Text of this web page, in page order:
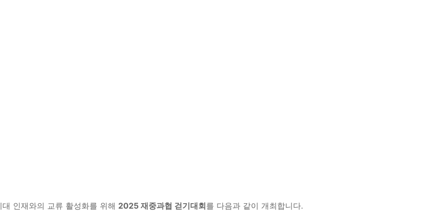
인재와의 교류 활성화를 위해 2025 재중과협 걷기대회를 다음과 같이 개최합니다.